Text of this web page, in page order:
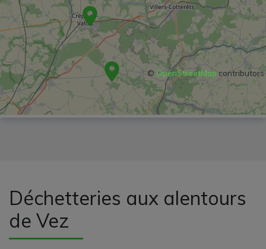
© OpenStreetMapcontributors
Déchetteries aux alentours
de Vez